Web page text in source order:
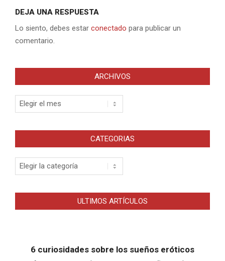
DEJA UNA RESPUESTA
Lo siento, debes estar conectado para publicar un
comentario.
ARCHIVOS
Archivos
CATEGORIAS
Categorias
ULTIMOS ARTÍCULOS
6 curiosidades sobre los sueños eróticos